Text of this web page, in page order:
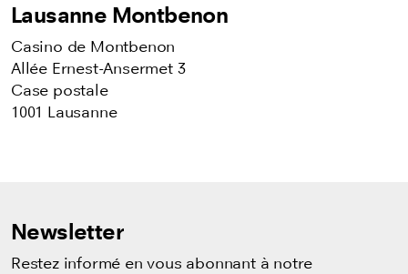
Lausanne Montbenon
Casino de Montbenon
Allée Ernest-Ansermet 3
Case postale
1001 Lausanne
Newsletter
Restez informé en vous abonnant à notre